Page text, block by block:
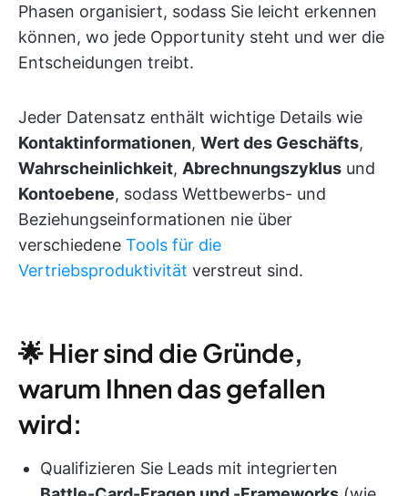
Phasen organisiert, sodass Sie leicht erkennen
können, wo jede Opportunity steht und wer die
Entscheidungen treibt.
Jeder Datensatz enthält wichtige Details wie
Kontaktinformationen, Wert des Geschäfts,
Wahrscheinlichkeit, Abrechnungszyklus und
Kontoebene, sodass Wettbewerbs- und
Beziehungseinformationen nie über
verschiedene Tools für die
Vertriebsproduktivität verstreut sind.
🌟 Hier sind die Gründe,
warum Ihnen das gefallen
wird:
Qualifizieren Sie Leads mit integrierten